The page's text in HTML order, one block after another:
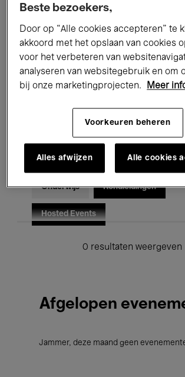
Alle evenementen
Tentoonstellingen Films
Performances Lezingen &
Jazz Klassieke Muziek
Voor iedereen Kids’ Palace
Onderwijs Rondleidingen
Hosted Events
0 resultaten weergeven
Afgelopen
Jammer, deze maand geen
Beste bezoekers,
Door op “Alle cookies accepteren” te
akkoord met het opslaan van cookies
voor het verbeteren van
analyseren van websitegebruik en om
bij onze marketingprojecten.
Meer
Voorkeuren beheren
Alles afwijzen Alle cookies